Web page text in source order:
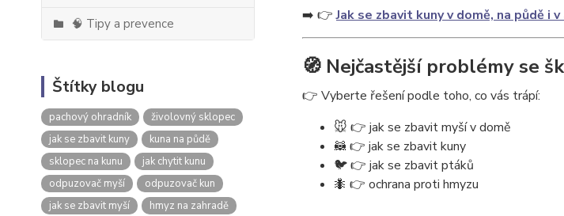
🧠 Tipy a prevence
Štítky blogu
pachový ohradník
živolovný sklopec
jak se zbavit kuny
kuna na půdě
sklopec na kunu
jak chytit kunu
odpuzovač myší
odpuzovač kun
jak se zbavit myší
hmyz na zahradě
➡️ 👉Jak se zbavit kuny v domě, na půdě i
🧭 Nejčastější problémy se
👉 Vyberte řešení podle toho, co vás trápí:
🐭 👉 jak se zbavit myší v domě
🦝 👉 jak se zbavit kuny
🐦 👉 jak se zbavit ptáků
🐜 👉 ochrana proti hmyzu